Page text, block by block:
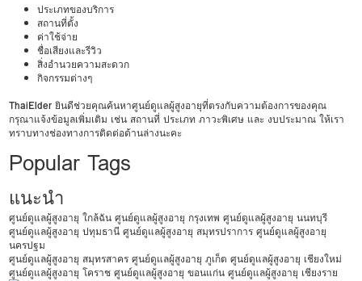
ประเภทของบริการ
สถานที่ตั้ง
ค่าใช้จ่าย
ชื่อเสียงและรีวิว
สิ่งอำนวยความสะดวก
กิจกรรมต่างๆ
ThaiElder ยินดีช่วยคุณค้นหาศูนย์ดูแลผู้สูงอายุที่ตรงกับความต้องการของคุณ
กรุณาแจ้งข้อมูลเพิ่มเติม เช่น สถานที่ ประเภท ภาวะพิเศษ และ งบประมาณ ให้เรา
ทราบทางช่องทางการติดต่อด้านล่างนะคะ
Popular Tags
แนะนำ
ศูนย์ดูแลผู้สูงอายุ ใกล้ฉัน ศูนย์ดูแลผู้สูงอายุ กรุงเทพ ศูนย์ดูแลผู้สูงอายุ นนทบุรี
ศูนย์ดูแลผู้สูงอายุ ปทุมธานี ศูนย์ดูแลผู้สูงอายุ สมุทรปราการ ศูนย์ดูแลผู้สูงอายุ
นครปฐม
ศูนย์ดูแลผู้สูงอายุ สมุทรสาคร ศูนย์ดูแลผู้สูงอายุ ภูเก็ต ศูนย์ดูแลผู้สูงอายุ เชียงใหม่
ศูนย์ดูแลผู้สูงอายุ โคราช ศูนย์ดูแลผู้สูงอายุ ขอนแก่น ศูนย์ดูแลผู้สูงอายุ เชียงราย